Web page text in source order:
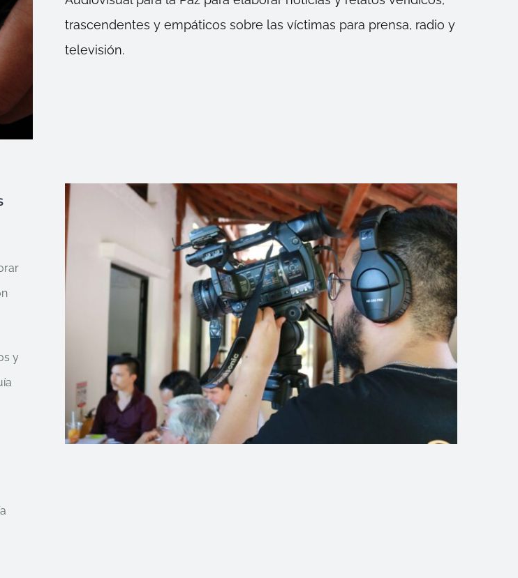
trascendentes y empáticos sobre las víctimas para prensa, radio y
televisión.
y